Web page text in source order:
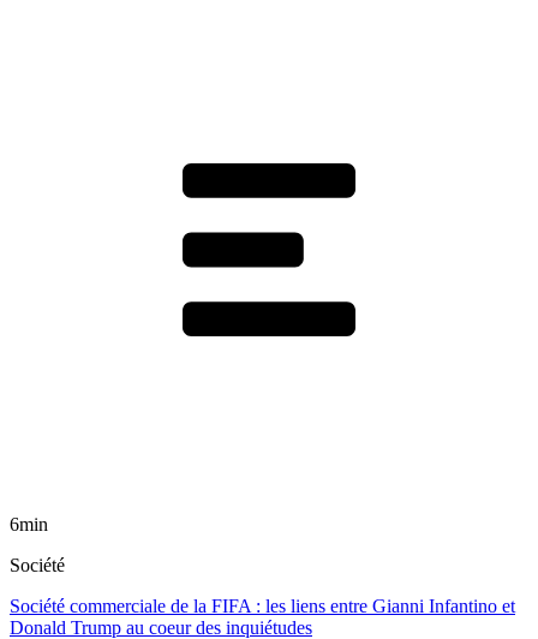
6min
Société
Société commerciale de la FIFA : les liens entre Gianni Infantino et
Donald Trump au coeur des inquiétudes